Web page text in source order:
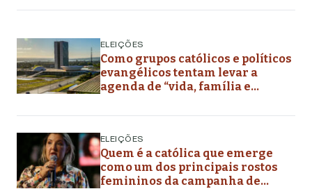
ELEIÇÕES
Como grupos católicos e políticos
evangélicos tentam levar a
agenda de “vida, família e
futuros
ELEIÇÕES
Quem é a católica que emerge
como um dos principais rostos
femininos da campanha de